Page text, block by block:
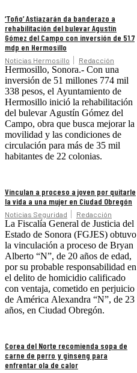
‘Toño’ Astiazarán da banderazo a
rehabilitación del bulevar Agustín
Gómez del Campo con inversión de 51.7
mdp en Hermosillo
Noticias Hermosillo Redacción
Hermosillo, Sonora.- Con una
inversión de 51 millones 774 mil
338 pesos, el Ayuntamiento de
Hermosillo inició la rehabilitación
del bulevar Agustín Gómez del
Campo, obra que busca mejorar la
movilidad y las condiciones de
circulación para más de 35 mil
habitantes de 22 colonias.
Vinculan a proceso a joven por quitarle
la vida a una mujer en Ciudad Obregón
Noticias Seguridad Redacción
La Fiscalía General de Justicia del
Estado de Sonora (FGJES) obtuvo
la vinculación a proceso de Bryan
Alberto “N”, de 20 años de edad,
por su probable responsabilidad en
el delito de homicidio calificado
con ventaja, cometido en perjuicio
de América Alexandra “N”, de 23
años, en Ciudad Obregón.
Corea del Norte recomienda sopa de
carne de perro y ginseng para
enfrentar ola de calor